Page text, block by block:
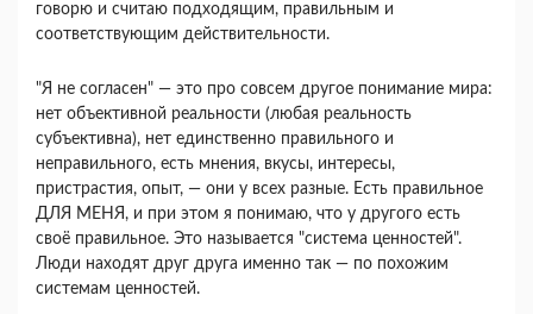
говорю и считаю подходящим, правильным и
соответствующим действительности.
"Я не согласен" — это про совсем другое понимание мира:
нет объективной реальности (любая реальность
субъективна), нет единственно правильного и
неправильного, есть мнения, вкусы, интересы,
пристрастия, опыт, — они у всех разные. Есть правильное
ДЛЯ МЕНЯ, и при этом я понимаю, что у другого есть
своё правильное. Это называется "система ценностей".
Люди находят друг друга именно так — по похожим
системам ценностей.